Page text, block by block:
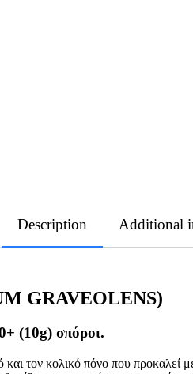
Description Additional
GRAVEOLENS)
(10g) σπόροι.
και τον κολικό πόνο που